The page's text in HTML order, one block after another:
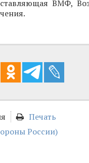
ВМФ,
Печать
России)